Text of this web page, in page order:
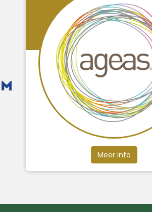
Meer info